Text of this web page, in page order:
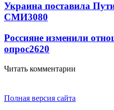
Украина поставила
СМИ3080
Россияне изменили
опрос2620
Читать комментарии
Полная версия сайта